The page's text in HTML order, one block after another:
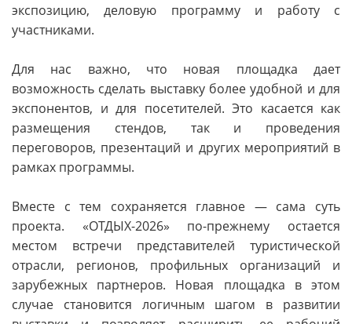
экспозицию, деловую программу и работу с
участниками.
Для нас важно, что новая площадка дает
возможность сделать выставку более удобной и для
экспонентов, и для посетителей. Это касается как
размещения стендов, так и проведения
переговоров, презентаций и других мероприятий в
рамках программы.
Вместе с тем сохраняется главное — сама суть
проекта. «ОТДЫХ-2026» по-прежнему остается
местом встречи представителей туристической
отрасли, регионов, профильных организаций и
зарубежных партнеров. Новая площадка в этом
случае становится логичным шагом в развитии